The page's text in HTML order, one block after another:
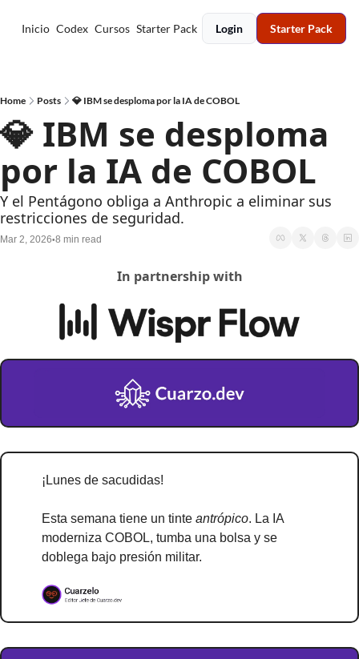
Inicio Codex Cursos Starter Pack Login Starter Pack
Home Posts 💎 IBM se desploma por la IA de COBOL
💎 IBM se desploma
por la IA de COBOL
Y el Pentágono obliga a Anthropic a eliminar sus
restricciones de seguridad.
Mar 2, 2026•8 min read
In partnership with
¡Lunes de sacudidas!
Esta semana tiene un tinte antrópico. La IA
moderniza COBOL, tumba una bolsa y se
doblega bajo presión militar.